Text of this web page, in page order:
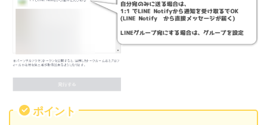
ポイント